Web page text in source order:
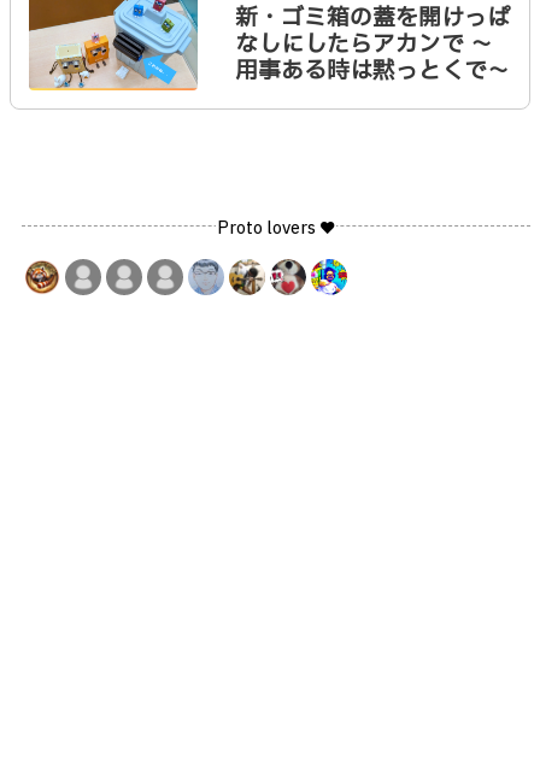
新・ゴミ箱の蓋を開けっぱ
なしにしたらアカンで 〜
用事ある時は黙っとくで〜
Proto lovers ♥